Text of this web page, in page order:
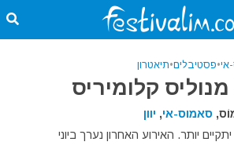
אי•פסטיבלים•תיאטרון
קלומיריס
סאמוס-אי, יוון
יותר. האירוע האחרון נערך ביוני